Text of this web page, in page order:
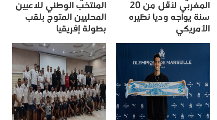
المغربي لأقل من 20
سنة يواجه وديا نظيره
الأمريكي
المنتخب الوطني للاعبين
المحليين المتوج بلقب
بطولة إفريقيا